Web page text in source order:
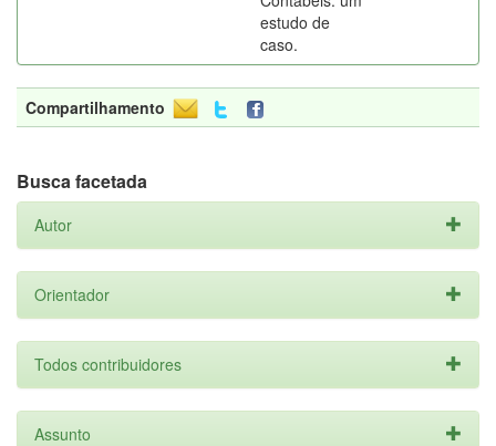
estudo de
caso.
Compartilhamento
Busca facetada
Autor
Orientador
Todos contribuidores
Assunto